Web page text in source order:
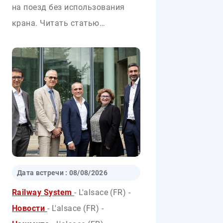
на поезд без использования
крана. Читать статью…
Дата встречи : 08/08/2026
Railway System- L'alsace (FR) -
Новости - L'alsace (FR) -